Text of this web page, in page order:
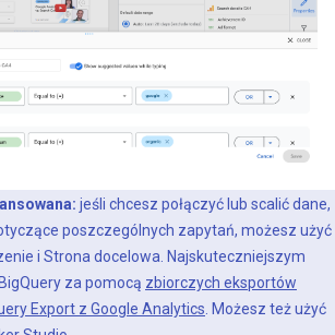
jeśli chcesz połączyć lub scalić dane,
poszczególnych zapytań, możesz użyć
i Strona docelowa. Najskuteczniejszym
za pomocą zbiorczych eksportów
Export z Google Analytics . Możesz też użyć